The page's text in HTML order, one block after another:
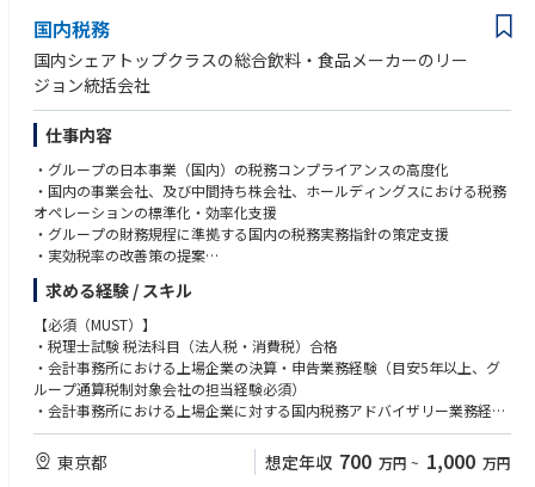
e productivity, and identify cost-saving initiatives.
•Present financial reviews and business performance updates to senior st
akeholders
•Lead continuous improvement initiatives across FP&A processes, reporti
ng, systems, and planning methodologies.
•Lead business cases, investment evaluations, and cross-functional strate
gic initiatives.
・Proven ability to influence senior stakeholders and drive business decis
ions.
・Experience in retail, luxury, consumer goods, or inventory-intensive bu
sinesses is highly preferred.
・Professional accounting or finance qualification (CPA, CMA, CFA, etc.) i
s an advantage.
国内税務
国内シェアトップクラスの総合飲料・食品メーカーのリー
ジョン統括会社
仕事内容
・グループの日本事業（国内）の税務コンプライアンスの高度化
・国内の事業会社、及び中間持ち株会社、ホールディングスにおける税務
オペレーションの標準化・効率化支援
・グループの財務規程に準拠する国内の税務実務指針の策定支援
・実効税率の改善策の提案
・税金に関わるキャッシュセービング取組み案の立案
・国内の税務調査対応支援
・その他、国内の税務に関する全般的な業務
求める経験 / スキル
【必須（MUST）】
・税理士試験 税法科目（法人税・消費税）合格
・会計事務所における上場企業の決算・申告業務経験（目安5年以上、グ
ループ通算税制対象会社の担当経験必須）
・会計事務所における上場企業に対する国内税務アドバイザリー業務経
験
・会計事務所における国内税務業務に係るプロセス構築、プロセス改革支
援の業務経験
東京都 想定年収 700 万円 ~ 1,000 万円